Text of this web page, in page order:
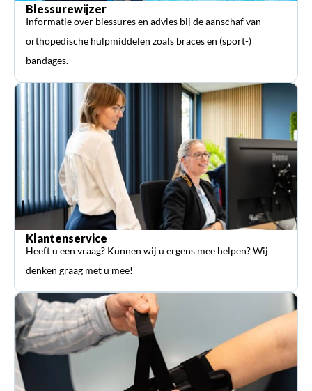
Blessurewijzer
Informatie over blessures en advies bij de aanschaf van
orthopedische hulpmiddelen zoals braces en (sport-)
bandages.
Klantenservice
Heeft u een vraag? Kunnen wij u ergens mee helpen? Wij
denken graag met u mee!